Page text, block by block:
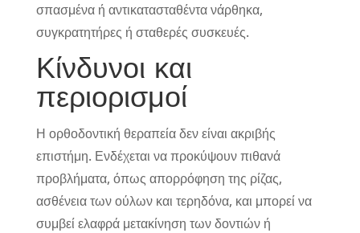
σπασμένα ή αντικατασταθέντα νάρθηκα,
συγκρατητήρες ή σταθερές συσκευές.
Κίνδυνοι και
περιορισμοί
Η ορθοδοντική θεραπεία δεν είναι ακριβής
επιστήμη. Ενδέχεται να προκύψουν πιθανά
προβλήματα, όπως απορρόφηση της ρίζας,
ασθένεια των ούλων και τερηδόνα, και μπορεί να
συμβεί ελαφρά μετακίνηση των δοντιών ή